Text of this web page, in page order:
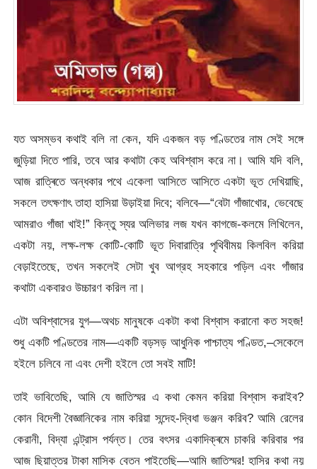
যত অসম্ভব কথাই বলি না কেন, যদি একজন বড় পণ্ডিতের নাম সেই সঙ্গে
জুড়িয়া দিতে পারি, তবে আর কথাটা কেহ অবিশ্বাস করে না। আমি যদি বলি,
আজ রাত্ৰিতে অন্ধকার পথে একেলা আসিতে আসিতে একটা ভূত দেখিয়াছি,
সকলে তৎক্ষণাৎ তাহা হাসিয়া উড়াইয়া দিবে; বলিবে—“বেটা গাঁজাখোর, ভেবেছে
আমরাও গাঁজা খাই!” কিন্তু স্যর অলিভার লজ যখন কাগজে-কলমে লিখিলেন,
একটা নয়, লক্ষ-লক্ষ কোটি-কোটি ভূত দিবারাত্রি পৃথিবীময় কিলবিল করিয়া
বেড়াইতেছে, তখন সকলেই সেটা খুব আগ্রহ সহকারে পড়িল এবং গাঁজার
কথাটা একবারও উচ্চারণ করিল না।
এটা অবিশ্বাসের যুগ—অথচ মানুষকে একটা কথা বিশ্বাস করানো কত সহজ!
শুধু একটি পণ্ডিতের নাম—একটি বড়সড় আধুনিক পাশ্চাত্য পণ্ডিত,–সেকেলে
হইলে চলিবে না এবং দেশী হইলে তো সবই মাটি!
তাই ভাবিতেছি, আমি যে জাতিস্মর এ কথা কেমন করিয়া বিশ্বাস করাইব?
কোন বিদেশী বৈজ্ঞানিকের নাম করিয়া সন্দেহ-দ্বিধা ভঞ্জন করিব? আমি রেলের
কেরানী, বিদ্যা এন্ট্রাস পর্যন্ত। তের বৎসর একাদিক্ৰমে চাকরি করিবার পর
আজ ছিয়াত্তর টাকা মাসিক বেতন পাইতেছি—আমি জাতিস্মর! হাসির কথা নয়